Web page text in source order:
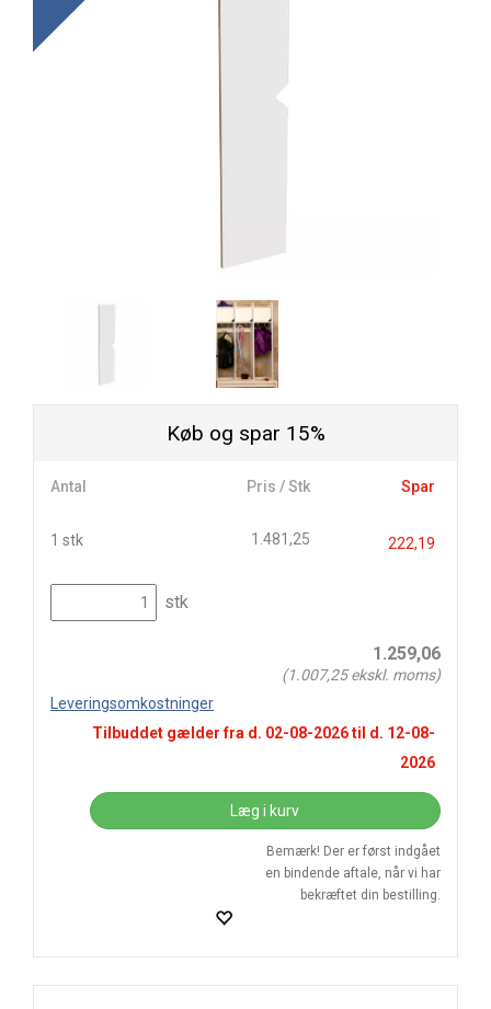
Køb og spar 15%
Antal Pris / Stk Spar
1 stk 1.481,25 222,19
stk
1.259,06
(1.007,25ekskl. moms)
Leveringsomkostninger
Tilbuddet gælder fra d. 02-08-2026til d. 12-08-
2026
Læg i kurv
Bemærk! Der er først indgået
en bindende aftale, når vi har
bekræftet din bestilling.